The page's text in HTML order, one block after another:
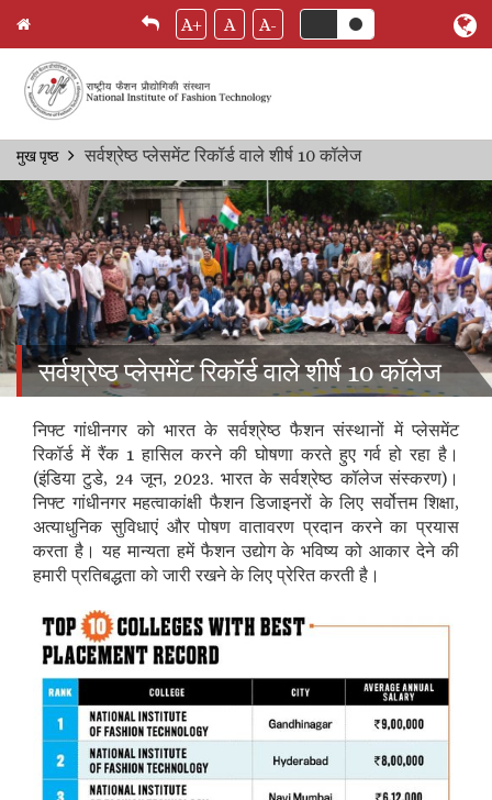
Skip
main
content
A+ A A-
Breadcrumb
मुख पृष्ठ सर्वश्रेष्ठ प्लेसमेंट रिकॉर्ड वाले शीर्ष 10 कॉलेज
सर्वश्रेष्ठ प्लेसमेंट रिकॉर्ड वाले शीर्ष 10 कॉलेज
निफ्ट गांधीनगर को भारत के सर्वश्रेष्ठ फैशन संस्थानों में प्लेसमेंट
रिकॉर्ड में रैंक 1 हासिल करने की घोषणा करते हुए गर्व हो रहा है।
(इंडिया टुडे, 24 जून, 2023. भारत के सर्वश्रेष्ठ कॉलेज संस्करण)।
निफ्ट गांधीनगर महत्वाकांक्षी फैशन डिजाइनरों के लिए सर्वोत्तम शिक्षा,
अत्याधुनिक सुविधाएं और पोषण वातावरण प्रदान करने का प्रयास
करता है। यह मान्यता हमें फैशन उद्योग के भविष्य को आकार देने की
हमारी प्रतिबद्धता को जारी रखने के लिए प्रेरित करती है।